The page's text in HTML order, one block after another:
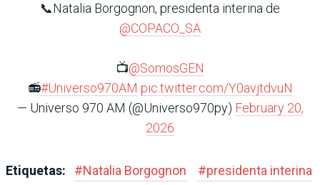
📞Natalia Borgognon, presidenta interina de
@COPACO_SA
📺@SomosGEN
📻#Universo970AM pic.twitter.com/Y0avjtdvuN
— Universo 970 AM (@Universo970py) February 20,
2026
Etiquetas: #Natalia Borgognon #presidenta interina